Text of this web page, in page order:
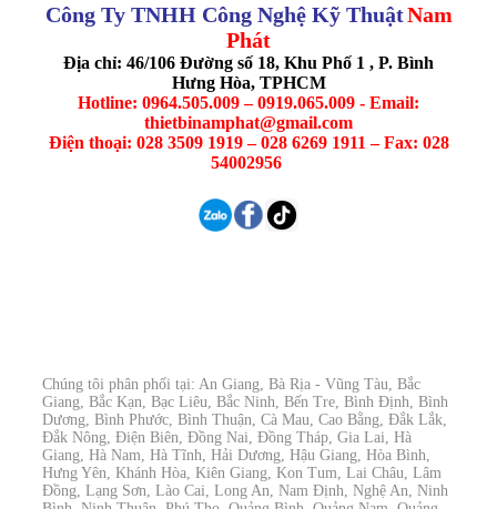
Công Ty TNHH Công Nghệ Kỹ ThuậtNam
Phát
Địa chỉ: 46/106 Đường số 18, Khu Phố 1 , P. Bình
Hưng Hòa, TPHCM
Hotline: 0964.505.009 – 0919.065.009 - Email:
thietbinamphat@gmail.com
Điện thoại: 028 3509 1919 – 028 6269 1911 – Fax: 028
54002956
Chúng tôi phân phối tại: An Giang, Bà Rịa - Vũng Tàu, Bắc
Giang, Bắc Kạn, Bạc Liêu, Bắc Ninh, Bến Tre, Bình Định, Bình
Dương, Bình Phước, Bình Thuận, Cà Mau, Cao Bằng, Đắk Lắk,
Đắk Nông, Điện Biên, Đồng Nai, Đồng Tháp, Gia Lai, Hà
Giang, Hà Nam, Hà Tĩnh, Hải Dương, Hậu Giang, Hòa Bình,
Hưng Yên, Khánh Hòa, Kiên Giang, Kon Tum, Lai Châu, Lâm
Đồng, Lạng Sơn, Lào Cai, Long An, Nam Định, Nghệ An, Ninh